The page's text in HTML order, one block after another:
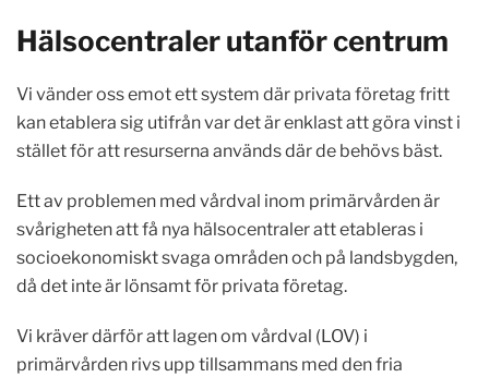
Hälsocentraler utanför centrum
Vi vänder oss emot ett system där privata företag fritt
kan etablera sig utifrån var det är enklast att göra vinst i
stället för att resurserna används där de behövs bäst.
Ett av problemen med vårdval inom primärvården är
svårigheten att få nya hälsocentraler att etableras i
socioekonomiskt svaga områden och på landsbygden,
då det inte är lönsamt för privata företag.
Vi kräver därför att lagen om vårdval (LOV) i
primärvården rivs upp tillsammans med den fria